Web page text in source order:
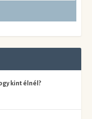
kint élnél?